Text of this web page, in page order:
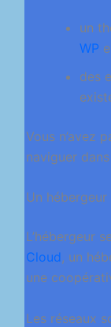
un
WP
des
Vous n’avez
naviguer
Un hébergeur
L’hébergeur
Cloud, un
une
Les réseaux